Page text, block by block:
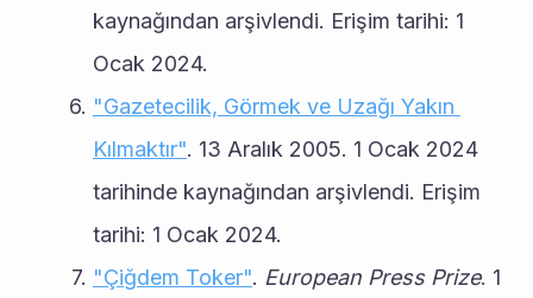
kaynağından arşivlendi. Erişim tarihi: 1
Ocak 2024.
"Gazetecilik, Görmek ve Uzağı Yakın
Kılmaktır". 13 Aralık 2005. 1 Ocak 2024
tarihinde kaynağından arşivlendi. Erişim
tarihi: 1 Ocak 2024.
"Çiğdem Toker". European Press Prize. 1